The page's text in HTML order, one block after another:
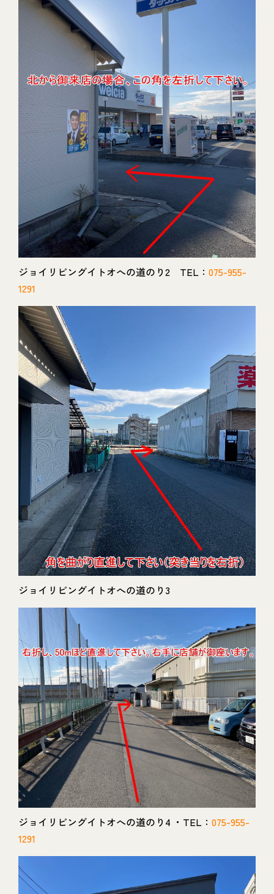
ジョイリビングイトオへの道のり2 TEL： 075-955-
1291
ジョイリビングイトオへの道のり3
ジョイリビングイトオへの道のり4 ・TEL： 075-955-
1291